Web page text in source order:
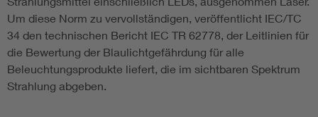
Um diese Norm zu vervollständigen, veröffentlicht IEC/TC
34 den technischen Bericht IEC TR 62778, der Leitlinien für
die Bewertung der Blaulichtgefährdung für alle
Beleuchtungsprodukte liefert, die im sichtbaren Spektrum
Strahlung abgeben.